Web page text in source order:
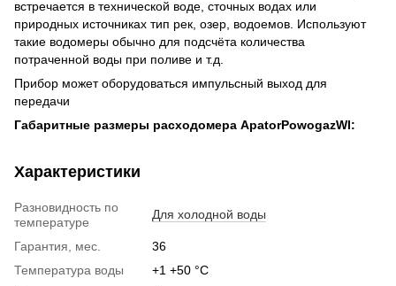
встречается в технической воде, сточных водах или
природных источниках тип рек, озер, водоемов. Используют
такие водомеры обычно для подсчёта количества
потраченной воды при поливе и т.д.
Прибор может оборудоваться импульсный выход для
передачи
Габаритные размеры расходомера ApatorPowogazWI:
Характеристики
Разновидность по
температуре
Для холодной воды
Гарантия, мес.
36
Температура воды
+1 +50 °C